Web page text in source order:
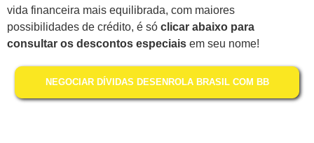
vida financeira mais equilibrada, com maiores
possibilidades de crédito, é só clicar abaixo para
consultar os descontos especiais em seu nome!
NEGOCIAR DÍVIDAS DESENROLA BRASIL COM BB